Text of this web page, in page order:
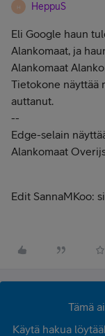
H HeppuS
Eli Google haun
Alankomaat, ja
Alankomaat
Tietokone näyttää
auttanut.
--
Edge-selain
Alankomaat
Edit SannaMKoo:
Tämä
Käytä hakua